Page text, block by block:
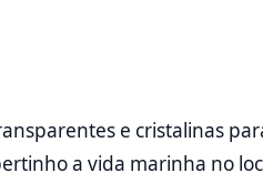
e cristalinas
a vida marinha no